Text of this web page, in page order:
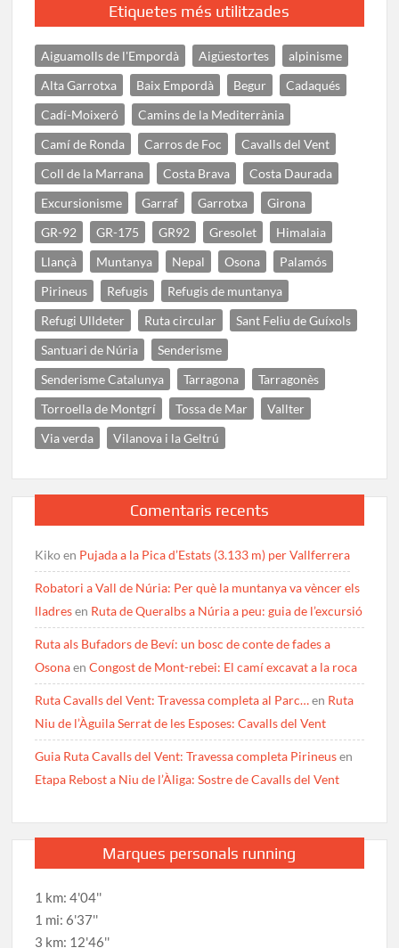
Etiquetes més utilitzades
Aiguamolls de l'Empordà Aigüestortes
alpinisme
Alta Garrotxa
Baix Empordà Begur
Cadaqués
Cadí-Moixeró
Camins de la Mediterrània
Camí de Ronda
Carros de Foc
Cavalls del Vent
Coll de la Marrana
Costa Brava
Costa Daurada
Excursionisme
Garraf Garrotxa
Girona
GR-92
GR-175 GR92 Gresolet
Himalaia
Llançà
Muntanya Nepal Osona
Palamós
Pirineus
Refugis
Refugis de muntanya
Refugi Ulldeter
Ruta circular
Sant Feliu de Guíxols
Santuari de Núria
Senderisme
Senderisme Catalunya
Tarragona
Tarragonès
Torroella de Montgrí
Tossa de Mar
Vallter
Via verda
Vilanova i la Geltrú
Comentaris recents
Kikoen Pujada a la Pica d’Estats (3.133 m) per Vallferrera
Robatori a Vall de Núria: Per què la muntanya va vèncer els
lladresen Ruta de Queralbs a Núria a peu: guia de l’excursió
Ruta als Bufadors de Beví: un bosc de conte de fades a
OsonaenCongost de Mont-rebei: El camí excavat a la roca
Ruta Cavalls del Vent: Travessa completa al Parc…en Ruta
Niu de l’Àguila Serrat de les Esposes: Cavalls del Vent
Guia Ruta Cavalls del Vent: Travessa completa Pirineusen
Etapa Rebost a Niu de l’Àliga: Sostre de Cavalls del Vent
Marques personals running
1 km: 4'04''
1 mi: 6'37''
3 km: 12'46''